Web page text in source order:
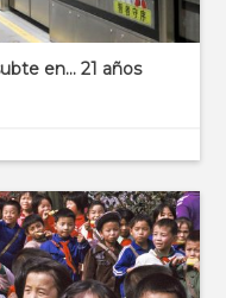
en… 21 años